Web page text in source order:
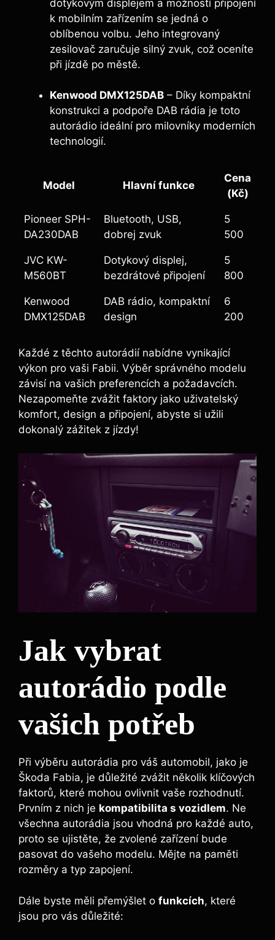
dotykovým displejem a možností připojení
k mobilním zařízením se jedná o
oblíbenou volbu. Jeho integrovaný
zesilovač zaručuje silný zvuk, což oceníte
při jízdě po městě.
Kenwood DMX125DAB – Díky kompaktní
konstrukci a podpoře DAB rádia je toto
autorádio ideální pro milovníky moderních
technologií.
Model Hlavní funkce
Cena
(Kč)
Pioneer SPH-
DA230DAB
Bluetooth, USB,
dobrej zvuk
5
500
JVC KW-
M560BT
Dotykový displej,
bezdrátové připojení
5
800
Kenwood
DMX125DAB
DAB rádio, kompaktní
design
6
200
Každé z těchto autorádií nabídne vynikající
výkon pro vaši Fabii. Výběr správného modelu
závisí na vašich preferencích a požadavcích.
Nezapomeňte zvážit faktory jako uživatelský
komfort, design a připojení, abyste si užili
dokonalý zážitek z jízdy!
Jak vybrat
autorádio podle
vašich potřeb
Při výběru autorádia pro váš automobil, jako je
Škoda Fabia, je důležité zvážit několik klíčových
faktorů, které mohou ovlivnit vaše rozhodnutí.
Prvním z nich je kompatibilita s vozidlem. Ne
všechna autorádia jsou vhodná pro každé auto,
proto se ujistěte, že zvolené zařízení bude
pasovat do vašeho modelu. Mějte na paměti
rozměry a typ zapojení.
Dále byste měli přemýšlet o funkcích, které
jsou pro vás důležité: